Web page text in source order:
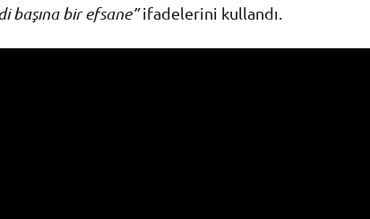
başına bir efsane”ifadelerini kullandı.